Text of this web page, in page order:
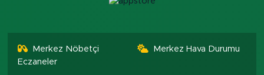
Merkez Nöbetçi
Eczaneler
Merkez Hava Durumu